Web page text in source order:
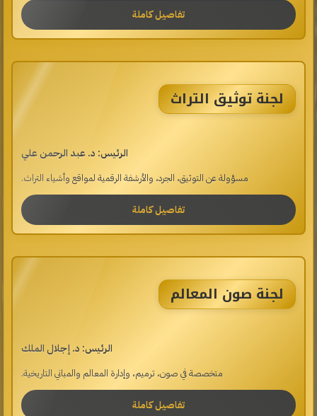
تفاصيل كاملة
لجنة توثيق التراث
الرئيس: د. عبد الرحمن علي
مسؤولة عن التوثيق، الجرد، والأرشفة الرقمية لمواقع وأشياء التراث.
تفاصيل كاملة
لجنة صون المعالم
الرئيس: د. إجلال الملك
متخصصة في صون، ترميم، وإدارة المعالم والمباني التاريخية.
تفاصيل كاملة